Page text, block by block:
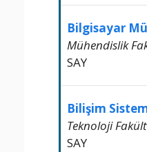
Bilgisayar
Mühendislik
SAY
Bilişim
Teknoloji
SAY